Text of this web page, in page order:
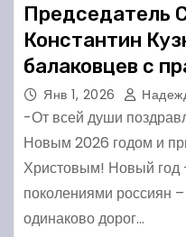
Председатель
Константин
балаковцев с
Янв 1, 2026
-От всей души
Новым 2026 годом и
Христовым! Новый год
поколениями россиян
одинаково дорог…